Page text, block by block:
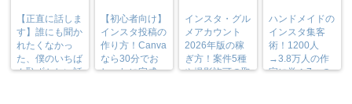
【正直に話しま
す】誰にも聞か
れたくなかっ
た、僕のいちば
ん恥ずかしい話
【初心者向け】
インスタ投稿の
作り方！Canva
なら30分でお
しゃれに完成
インスタ・グル
メアカウント
2026年版の稼
ぎ方！案件5種
や撮影許可の取
ハンドメイドの
インスタ集客
術！1200人
→3.8万人の作
家に学ぶ7つの